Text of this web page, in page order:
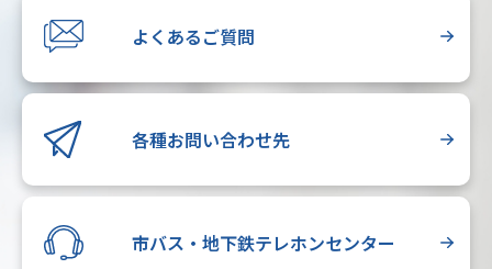
よくあるご質問
各種お問い合わせ先
市バス・地下鉄テレホンセンター